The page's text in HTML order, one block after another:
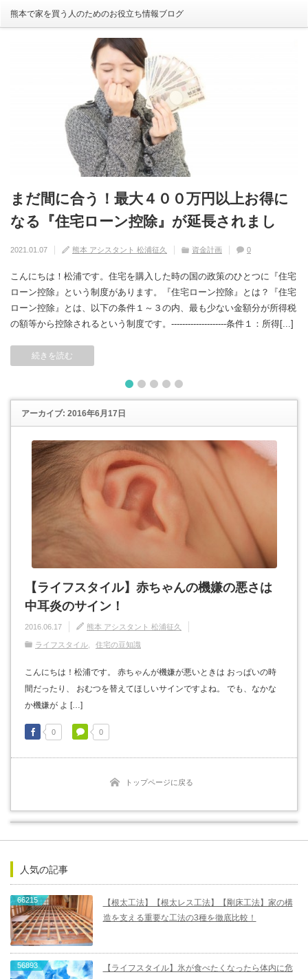
熊本で家を買う人のためのお役立ち情報ブログ
まだ間に合う！最大４００万円以上お得に
なる『住宅ローン控除』が延長されまし
た！
2021.01.07 熊本 アシスタント 松浦征久 資金計画 0
こんにちは！松浦です。住宅を購入した時の国の政策のひとつに『住宅
ローン控除』という制度があります。『住宅ローン控除』とは？『住宅
ローン控除』とは、以下の条件１～３の内、最も少ない金額分が所得税
の額等から控除されるという制度です。--------------------条件１：所得[...]
続きを読む
自分の家がいわゆる『欠陥住宅』ならない
ように気を付けるためには？
2020.09.17 熊本 アシスタント 松浦征久 住宅の豆知識 家づくり
建売住宅と注文住宅の寿命は違う！？
2020.08.29 熊本 アシスタント 松浦征久 住宅の豆知識 家づくり
住宅の中でも熱中症にかかる！？原因や対
策は？
2020.08.27
熊本 アシスタント 松浦征久
【火災保険】万が一の災害や事故の時にど
こまで補償されるの？
2020.07.11 熊本 アシスタント 松浦征久 住宅の豆知識
家づくり
1 2 3 4
アーカイブ: 2016年6月17日
【ライフスタイル】赤ちゃんの機嫌の悪さは
中耳炎のサイン！
2016.06.17 熊本 アシスタント 松浦征久
ライフスタイル 住宅の豆知識
こんにちは！松浦です。 赤ちゃんが機嫌が悪いときは おっぱいの時
間だったり、 おむつを替えてほしいサインですよね。 でも、なかな
か機嫌が よ […]
0 0
トップページに戻る
人気の記事
66215
【根太工法】【根太レス工法】【剛床工法】家の構
造を支える重要な工法の3種を徹底比較！
56893
【ライフスタイル】氷が食べたくなったら体内に危